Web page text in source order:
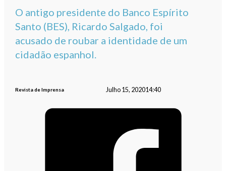
O antigo presidente do Banco Espírito
Santo (BES), Ricardo Salgado, foi
acusado de roubar a identidade de um
cidadão espanhol.
Revista de Imprensa Julho 15, 202014:40